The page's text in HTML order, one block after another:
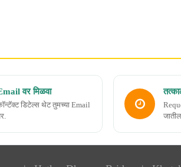
वर मिळवा
डिटेल्स थेट तुमच्या Email
जातील.